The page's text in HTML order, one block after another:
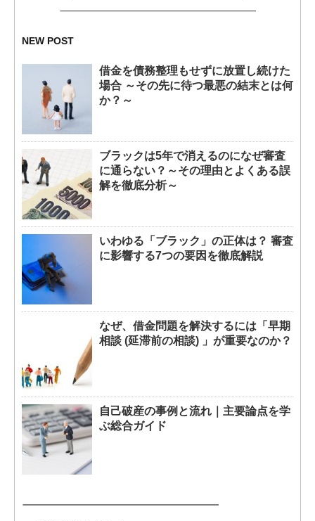
NEW POST
借金を債務整理もせずに放置し続けた
場合 ～その先に待つ最悪の結末とは何
か？～
ブラックは5年で消えるのになぜ審査
に通らない？～その理由とよくある誤
解を徹底分析～
いわゆる「ブラック」の正体は？ 審査
に影響する7つの要因を徹底解説
なぜ、借金問題を解決するには「早期
相談 (延滞前の相談) 」が重要なのか？
自己破産の事例と流れ｜主要論点を学
ぶ総合ガイド